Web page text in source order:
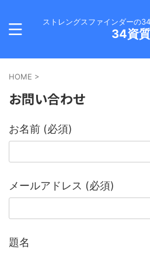
ストレングスファインダーの
34資質
HOME >
お問い合わせ
お名前 (必須)
メールアドレス (必須)
題名